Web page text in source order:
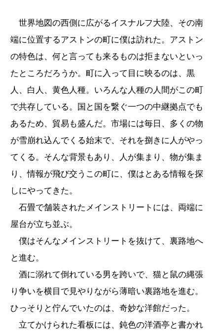
世界地図の西側に広がるイスナルフ大陸、その南
端に位置するアストンの町に僕は訪れた。アストン
の特色は、何と言っても来るものは拒まないといっ
たところだろうか。町に入って目に映るのは、黒
人、白人、黄色人種。いろんな人種の人間がこの町
で共存している。国と国を繋ぐ一つの中継拠点でも
あるため、貿易も盛んだ。市場には毎日、多くの物
が雪崩れ込んでくる始末で、それを捌きに人がやっ
てくる。そんな背景もあり、人が集まり、物が集ま
り、情報が飛び交うこの町に、僕はとある情報を探
しにやってきた。
石畳で舗装されたメインストリートには、両端に
屋台が立ち並ぶ。
僕はそんなメインストリートを抜けて、裏路地へ
と進む。
酒に溺れて倒れている男を跨いで、猫と鼠の縄張
り争いを横目で見やりながら薄暗い裏路地を進む。
ひっそりと佇んでいたのは、奇妙な洋館だった。
立てかけられた看板には、鈍色の洋酒亭と書かれ